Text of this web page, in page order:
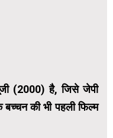
(2000) है, जिसे जेपी
बच्चन की भी पहली फिल्म